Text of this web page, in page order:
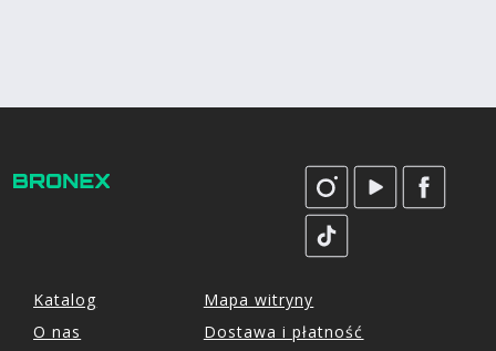
Katalog
O nas
Mapa witryny
Dostawa i płatność